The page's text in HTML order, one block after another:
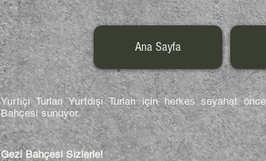
Ana Sayfa
Yurtiçi Turları Yurtdışı Turları için herkes seyahat
Bahçesi sunuyor.
Gezi Bahçesi Sizlerle!